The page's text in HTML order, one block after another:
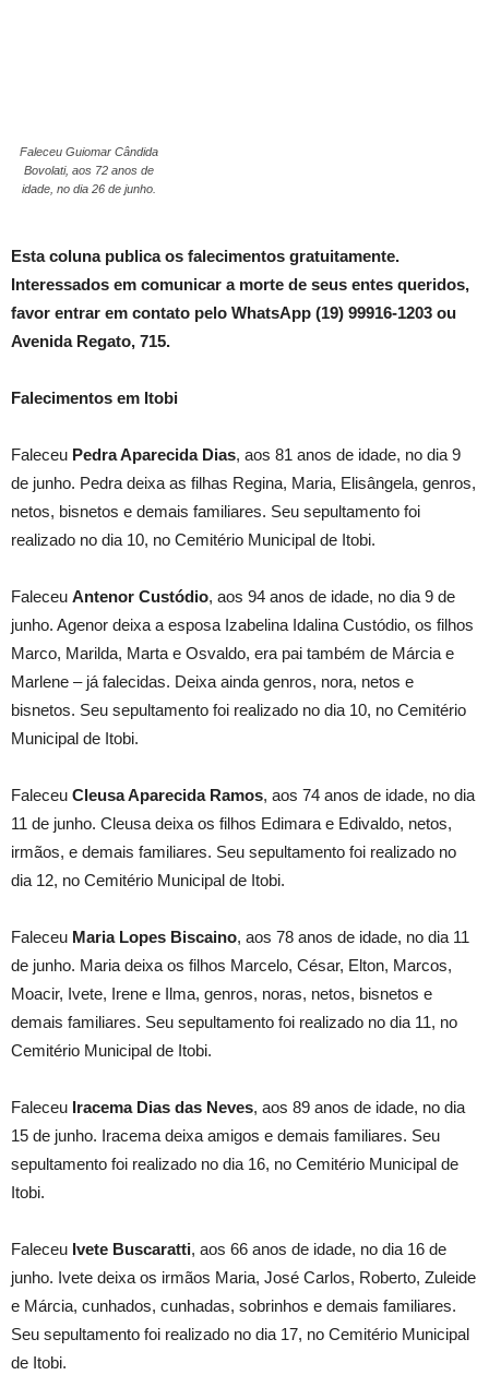
Faleceu Guiomar Cândida
Bovolati, aos 72 anos de
idade, no dia 26 de junho.
Esta coluna publica os falecimentos gratuitamente.
Interessados em comunicar a morte de seus entes queridos,
favor entrar em contato pelo WhatsApp (19) 99916-1203 ou
Avenida Regato, 715.
Falecimentos em Itobi
Faleceu Pedra Aparecida Dias, aos 81 anos de idade, no dia 9
de junho. Pedra deixa as filhas Regina, Maria, Elisângela, genros,
netos, bisnetos e demais familiares. Seu sepultamento foi
realizado no dia 10, no Cemitério Municipal de Itobi.
Faleceu Antenor Custódio, aos 94 anos de idade, no dia 9 de
junho. Agenor deixa a esposa Izabelina Idalina Custódio, os filhos
Marco, Marilda, Marta e Osvaldo, era pai também de Márcia e
Marlene – já falecidas. Deixa ainda genros, nora, netos e
bisnetos. Seu sepultamento foi realizado no dia 10, no Cemitério
Municipal de Itobi.
Faleceu Cleusa Aparecida Ramos, aos 74 anos de idade, no dia
11 de junho. Cleusa deixa os filhos Edimara e Edivaldo, netos,
irmãos, e demais familiares. Seu sepultamento foi realizado no
dia 12, no Cemitério Municipal de Itobi.
Faleceu Maria Lopes Biscaino, aos 78 anos de idade, no dia 11
de junho. Maria deixa os filhos Marcelo, César, Elton, Marcos,
Moacir, Ivete, Irene e Ilma, genros, noras, netos, bisnetos e
demais familiares. Seu sepultamento foi realizado no dia 11, no
Cemitério Municipal de Itobi.
Faleceu Iracema Dias das Neves, aos 89 anos de idade, no dia
15 de junho. Iracema deixa amigos e demais familiares. Seu
sepultamento foi realizado no dia 16, no Cemitério Municipal de
Itobi.
Faleceu Ivete Buscaratti, aos 66 anos de idade, no dia 16 de
junho. Ivete deixa os irmãos Maria, José Carlos, Roberto, Zuleide
e Márcia, cunhados, cunhadas, sobrinhos e demais familiares.
Seu sepultamento foi realizado no dia 17, no Cemitério Municipal
de Itobi.